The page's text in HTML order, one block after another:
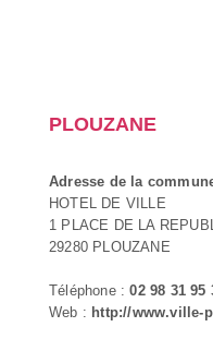
PLOUZANE
Adresse de la
HOTEL DE VILLE
1 PLACE DE LA
29280 PLOUZANE
Téléphone :02 98 31 95
Web : http://www.ville-